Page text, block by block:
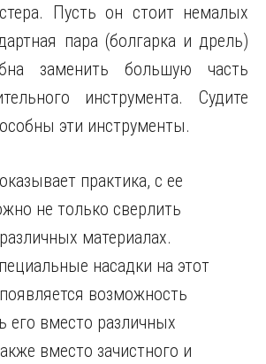
Пусть он стоит немалых
пара (болгарка и дрель)
заменить большую часть
инструмента. Судите
эти инструменты.
практика, с ее
не только сверлить
материалах.
насадки на этот
возможность
его вместо различных
вместо зачистного и